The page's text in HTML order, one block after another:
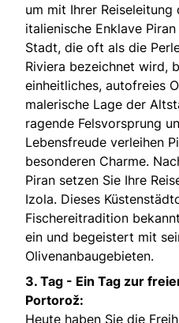
um mit Ihrer Reiseleitung
italienische Enklave
Stadt, die oft als die
Riviera bezeichnet wird,
einheitliches, autofreies
malerische Lage der
ragende Felsvorsprung
Lebensfreude verleihen
besonderen Charme.
Piran setzen Sie Ihre
Izola. Dieses
Fischereitradition
ein und begeistert mit
Olivenanbaugebieten.
3. Tag - Ein Tag zur
Portorož:
Heute haben Sie die